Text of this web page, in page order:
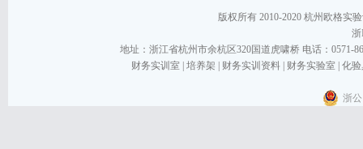
版权所有 2010-2020 杭州欧格实
浙
地址：浙江省杭州市余杭区320国道虎啸桥 电话：0571-
财务实训室 培养架 财务实训资料 财务实验室 化
浙公